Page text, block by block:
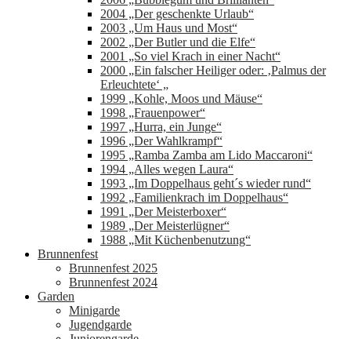
2004 „Der geschenkte Urlaub“
2003 „Um Haus und Most“
2002 „Der Butler und die Elfe“
2001 „So viel Krach in einer Nacht“
2000 „Ein falscher Heiliger oder: ‚Palmus der
Erleuchtete‘ „
1999 „Kohle, Moos und Mäuse“
1998 „Frauenpower“
1997 „Hurra, ein Junge“
1996 „Der Wahlkrampf“
1995 „Ramba Zamba am Lido Maccaroni“
1994 „Alles wegen Laura“
1993 „Im Doppelhaus geht´s wieder rund“
1992 „Familienkrach im Doppelhaus“
1991 „Der Meisterboxer“
1989 „Der Meisterlügner“
1988 „Mit Küchenbenutzung“
Brunnenfest
Brunnenfest 2025
Brunnenfest 2024
Garden
Minigarde
Jugendgarde